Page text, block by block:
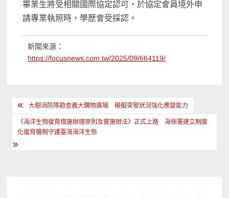
畢業生將受相關國際協定認可，於協定會員境外申
請專業執照時，學歷會受採認。
新聞來源：
https://focusnews.com.tw/2025/09/664119/
文
章
導
大樹消防隊勘查義大購物廣場 模擬突發狀況強化應變能力
《海洋生物復育措施辦理原則及實施辦法》正式上路 海保署建立制度
化復育機制守護臺灣海洋生態